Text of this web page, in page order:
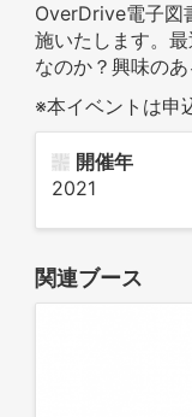
OverDrive電子図
施いたします。
なのか？興味の
※本イベントは申
開催年
2021
関連ブース